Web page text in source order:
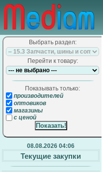
Выбрать раздел:
Перейти к товару:
Показывать только:
производителей
оптовиков
магазины
с ценой
08.08.2026 04:06
Текущие закупки